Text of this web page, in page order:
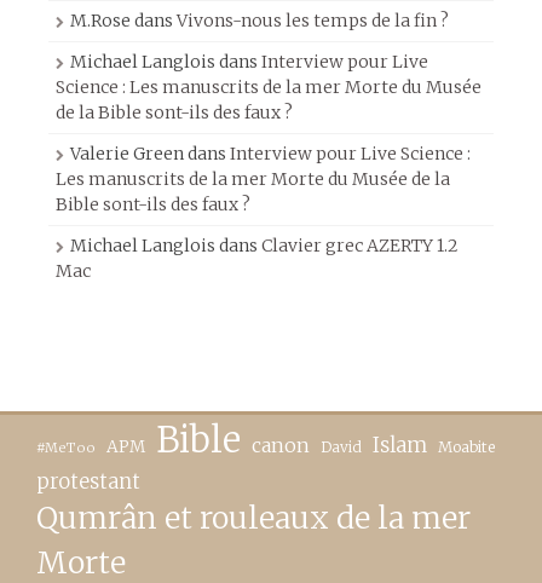
M.Rose dansVivons-nous les temps de la fin ?
Michael Langlois dans Interview pour Live
Science : Les manuscrits de la mer Morte du Musée
de la Bible sont-ils des faux ?
Valerie Greendans Interview pour Live Science :
Les manuscrits de la mer Morte du Musée de la
Bible sont-ils des faux ?
Michael Langlois dans Clavier grec AZERTY 1.2
Mac
#MeToo APM Bible canon David Islam Moabite
protestant
Qumrân et rouleaux de la mer
Morte